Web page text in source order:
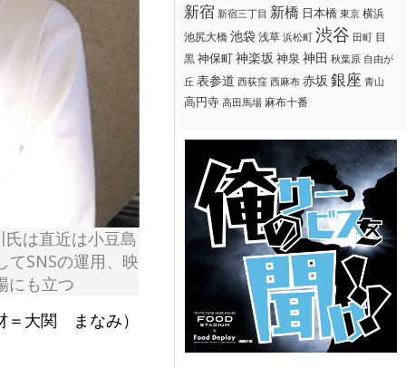
は直近は小豆島
てSNSの運用、映
にも立つ
＝大関 まなみ）
新宿 新宿三丁目 新橋 日本橋 東京 横浜
池尻大橋 池袋浅草 浜松町 渋谷 田町 目
黒神保町神楽坂 神泉 神田 秋葉原 自由が
丘 表参道 西荻窪 西麻布 赤坂 銀座 青山
高円寺 高田馬場 麻布十番